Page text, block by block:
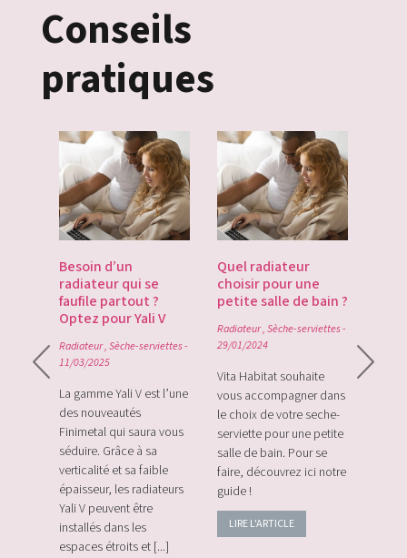
Conseils
pratiques
Besoin d’un
radiateur qui se
faufile partout ?
Optez pour Yali V
Radiateur,Sèche-serviettes-
11/03/2025
La gamme Yali V est l’une
des nouveautés
Finimetal qui saura vous
séduire. Grâce à sa
verticalité et sa faible
épaisseur, les radiateurs
Yali V peuvent être
installés dans les
espaces étroits et [...]
Quel radiateur
choisir pour une
petite salle de bain ?
Radiateur,Sèche-serviettes-
29/01/2024
Vita Habitat souhaite
vous accompagner dans
le choix de votre seche-
serviette pour une petite
salle de bain. Pour se
faire, découvrez ici notre
guide !
LIRE L'ARTICLE